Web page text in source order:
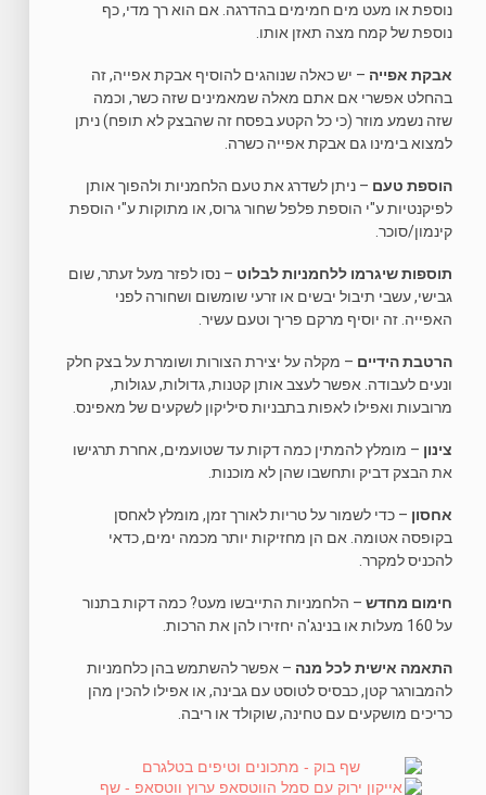
נוספת או מעט מים חמימים בהדרגה. אם הוא רך מדי, כף
נוספת של קמח מצה תאזן אותו.
אבקת אפייה – יש כאלה שנוהגים להוסיף אבקת אפייה, זה
בהחלט אפשרי אם אתם מאלה שמאמינים שזה כשר, וכמה
שזה נשמע מוזר (כי כל הקטע בפסח זה שהבצק לא תופח) ניתן
למצוא בימינו גם אבקת אפייה כשרה.
הוספת טעם – ניתן לשדרג את טעם הלחמניות ולהפוך אותן
לפיקנטיות ע"י הוספת פלפל שחור גרוס, או מתוקות ע"י הוספת
קינמון/סוכר.
תוספות שיגרמו ללחמניות לבלוט – נסו לפזר מעל זעתר, שום
גבישי, עשבי תיבול יבשים או זרעי שומשום ושחורה לפני
האפייה. זה יוסיף מרקם פריך וטעם עשיר.
הרטבת הידיים – מקלה על יצירת הצורות ושומרת על בצק חלק
ונעים לעבודה. אפשר לעצב אותן קטנות, גדולות, עגולות,
מרובעות ואפילו לאפות בתבניות סיליקון לשקעים של מאפינס.
צינון – מומלץ להמתין כמה דקות עד שטועמים, אחרת תרגישו
את הבצק דביק ותחשבו שהן לא מוכנות.
אחסון – כדי לשמור על טריות לאורך זמן, מומלץ לאחסן
בקופסה אטומה. אם הן מחזיקות יותר מכמה ימים, כדאי
להכניס למקרר.
חימום מחדש – הלחמניות התייבשו מעט? כמה דקות בתנור
על 160 מעלות או בנינג'ה יחזירו להן את הרכות.
התאמה אישית לכל מנה – אפשר להשתמש בהן כלחמניות
להמבורגר קטן, כבסיס לטוסט עם גבינה, או אפילו להכין מהן
כריכים מושקעים עם טחינה, שוקולד או ריבה.